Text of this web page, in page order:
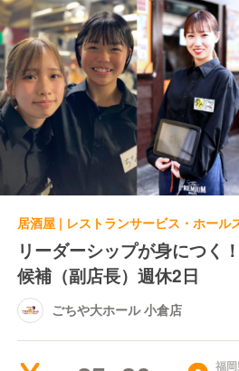
リーダーシップが身につく
候補（副店長）週休2日
ごちや大ホール 小倉店
福